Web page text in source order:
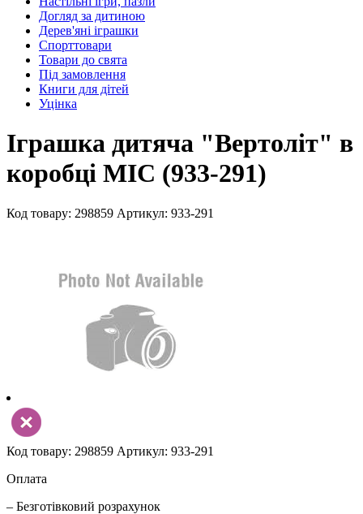
Догляд за дитиною
Дерев'яні іграшки
Спорттовари
Товари до свята
Під замовлення
Книги для дітей
Уцінка
Іграшка дитяча "Вертоліт" в
коробці MIC (933-291)
Код товару: 298859 Артикул: 933-291
Код товару: 298859 Артикул: 933-291
Оплата
– Безготівковий розрахунок